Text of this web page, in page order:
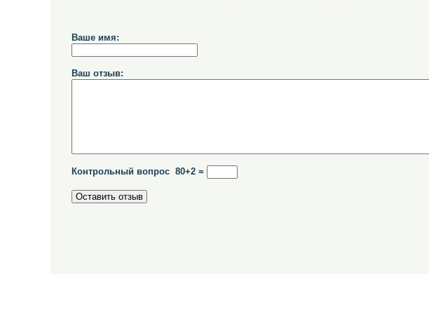
Ваше имя:
Ваш отзыв:
Контрольный вопрос 80+2 =